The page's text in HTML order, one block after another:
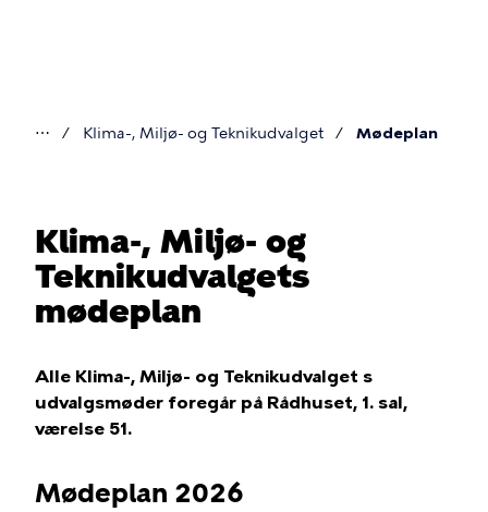
her
⋯ Klima-, Miljø- og Teknikudvalget Mødeplan
Klima-, Miljø- og
Teknikudvalgets
mødeplan
Alle Klima-, Miljø- og Teknikudvalget s
udvalgsmøder foregår på Rådhuset, 1. sal,
værelse 51.
Mødeplan 2026